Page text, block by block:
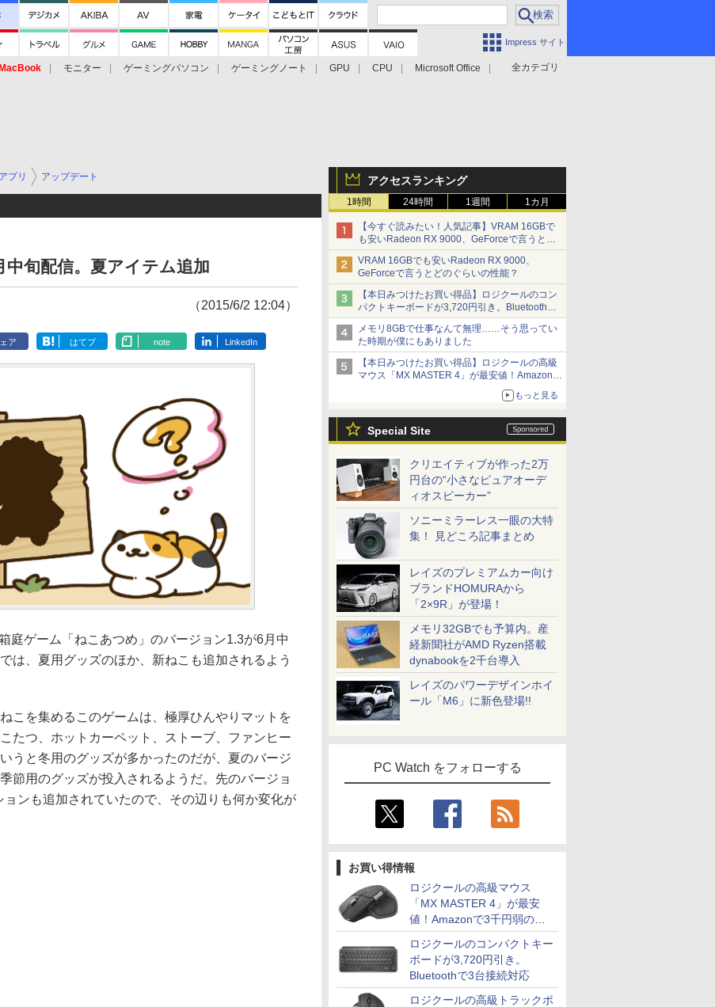
Impress サイト
全カテゴリ
MacBook モニター ゲーミングパソコン ゲーミングノート GPU CPU
Microsoft Office
アクセスランキング
1時間 24時間 1週間 1カ月
【今すぐ読みたい！人気記事】VRAM 16GBで
も安いRadeon RX 9000、GeForceで言うとど
のぐらいの性能？ - PC Watch
VRAM 16GBでも安いRadeon RX 9000、
GeForceで言うとどのぐらいの性能？
【本日みつけたお買い得品】ロジクールのコン
パクトキーボードが3,720円引き。Bluetoothで3
台接続対応
メモリ8GBで仕事なんて無理……そう思ってい
た時期が僕にもありました
【本日みつけたお買い得品】ロジクールの高級
マウス「MX MASTER 4」が最安値！Amazonで
もっと見る
Special Site
クリエイティブが作った2万
円台の“小さなピュアオーデ
ィオスピーカー”
ソニーミラーレス一眼の大特
集！ 見どころ記事まとめ
レイズのプレミアムカー向け
ブランドHOMURAから
「2×9R」が登場！
メモリ32GBでも予算内。産
経新聞社がAMD Ryzen搭載
dynabookを2千台導入
レイズのパワーデザインホイ
ール「M6」に新色登場!!
PC Watch をフォローする
お買い得情報
ロジクールの高級マウス
「MX MASTER 4」が最安
値！Amazonで3千円弱の割
引
ロジクールのコンパクトキー
ボードが3,720円引き。
Bluetoothで3台接続対応
ロジクールの高級トラックボ
プリ アップデート
旬配信。夏アイテム追加
（2015/6/2 12:04）
ア はてブ note LinkedIn
庭ゲーム「ねこあつめ」のバージョン1.3が6月中
は、夏用グッズのほか、新ねこも追加されるよう
こを集めるこのゲームは、極厚ひんやりマットを
たつ、ホットカーペット、ストーブ、ファンヒー
うと冬用のグッズが多かったのだが、夏のバージ
節用のグッズが投入されるようだ。先のバージョ
ンも追加されていたので、その辺りも何か変化が